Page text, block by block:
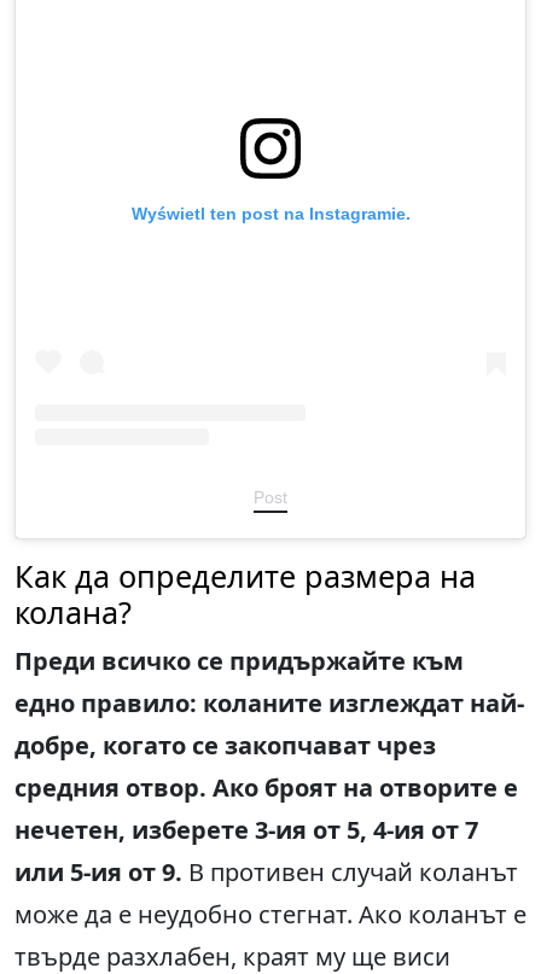
Wyświetl ten post na Instagramie.
Post
Как да определите размера на
колана?
Преди всичко се придържайте към
едно правило: коланите изглеждат най-
добре, когато се закопчават чрез
средния отвор. Ако броят на отворите е
нечетен, изберете 3-ия от 5, 4-ия от 7
или 5-ия от 9. В противен случай коланът
може да е неудобно стегнат. Ако коланът е
твърде разхлабен, краят му ще виси